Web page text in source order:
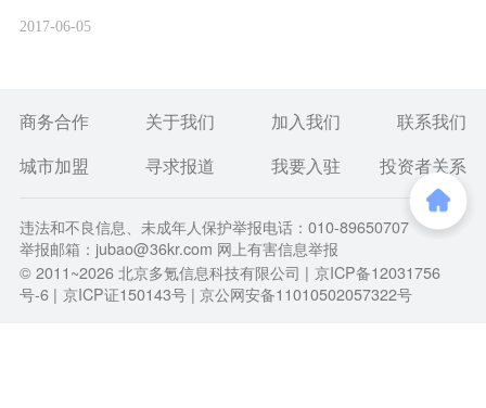
2017-06-05
商务合作 关于我们 加入我们
联系我们
城市加盟
寻求报道 我要入驻 投资者关系
违法和不良信息、未成年人保护举报电话：010-89650707
举报邮箱：jubao@36kr.com 网上有害信息举报
© 2011~2026北京多氪信息科技有限公司 | 京ICP备12031756
号-6 | 京ICP证150143号 | 京公网安备11010502057322号